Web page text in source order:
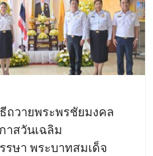
ถวายพระพรชัยมงคล
าสวันเฉลิม
ษา พระบาทสมเด็จ